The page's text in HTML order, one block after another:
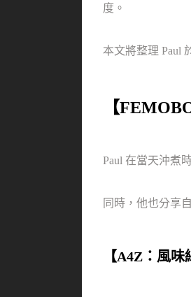
度。
本文將整理 Paul
【
Paul 在當天沖煮
同時，他也分享
【A4Z：風味